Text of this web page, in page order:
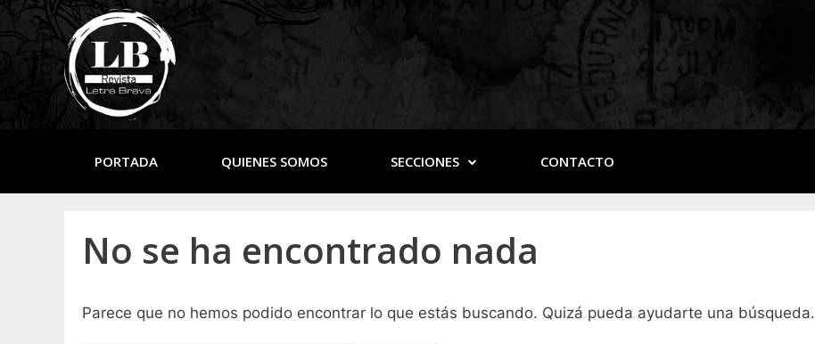
PORTADA QUIENES SOMOS SECCIONES CONTACTO
No se ha encontrado nada
Parece que no hemos podido encontrar lo que estás buscando. Quizá pueda ayudarte una búsqueda.